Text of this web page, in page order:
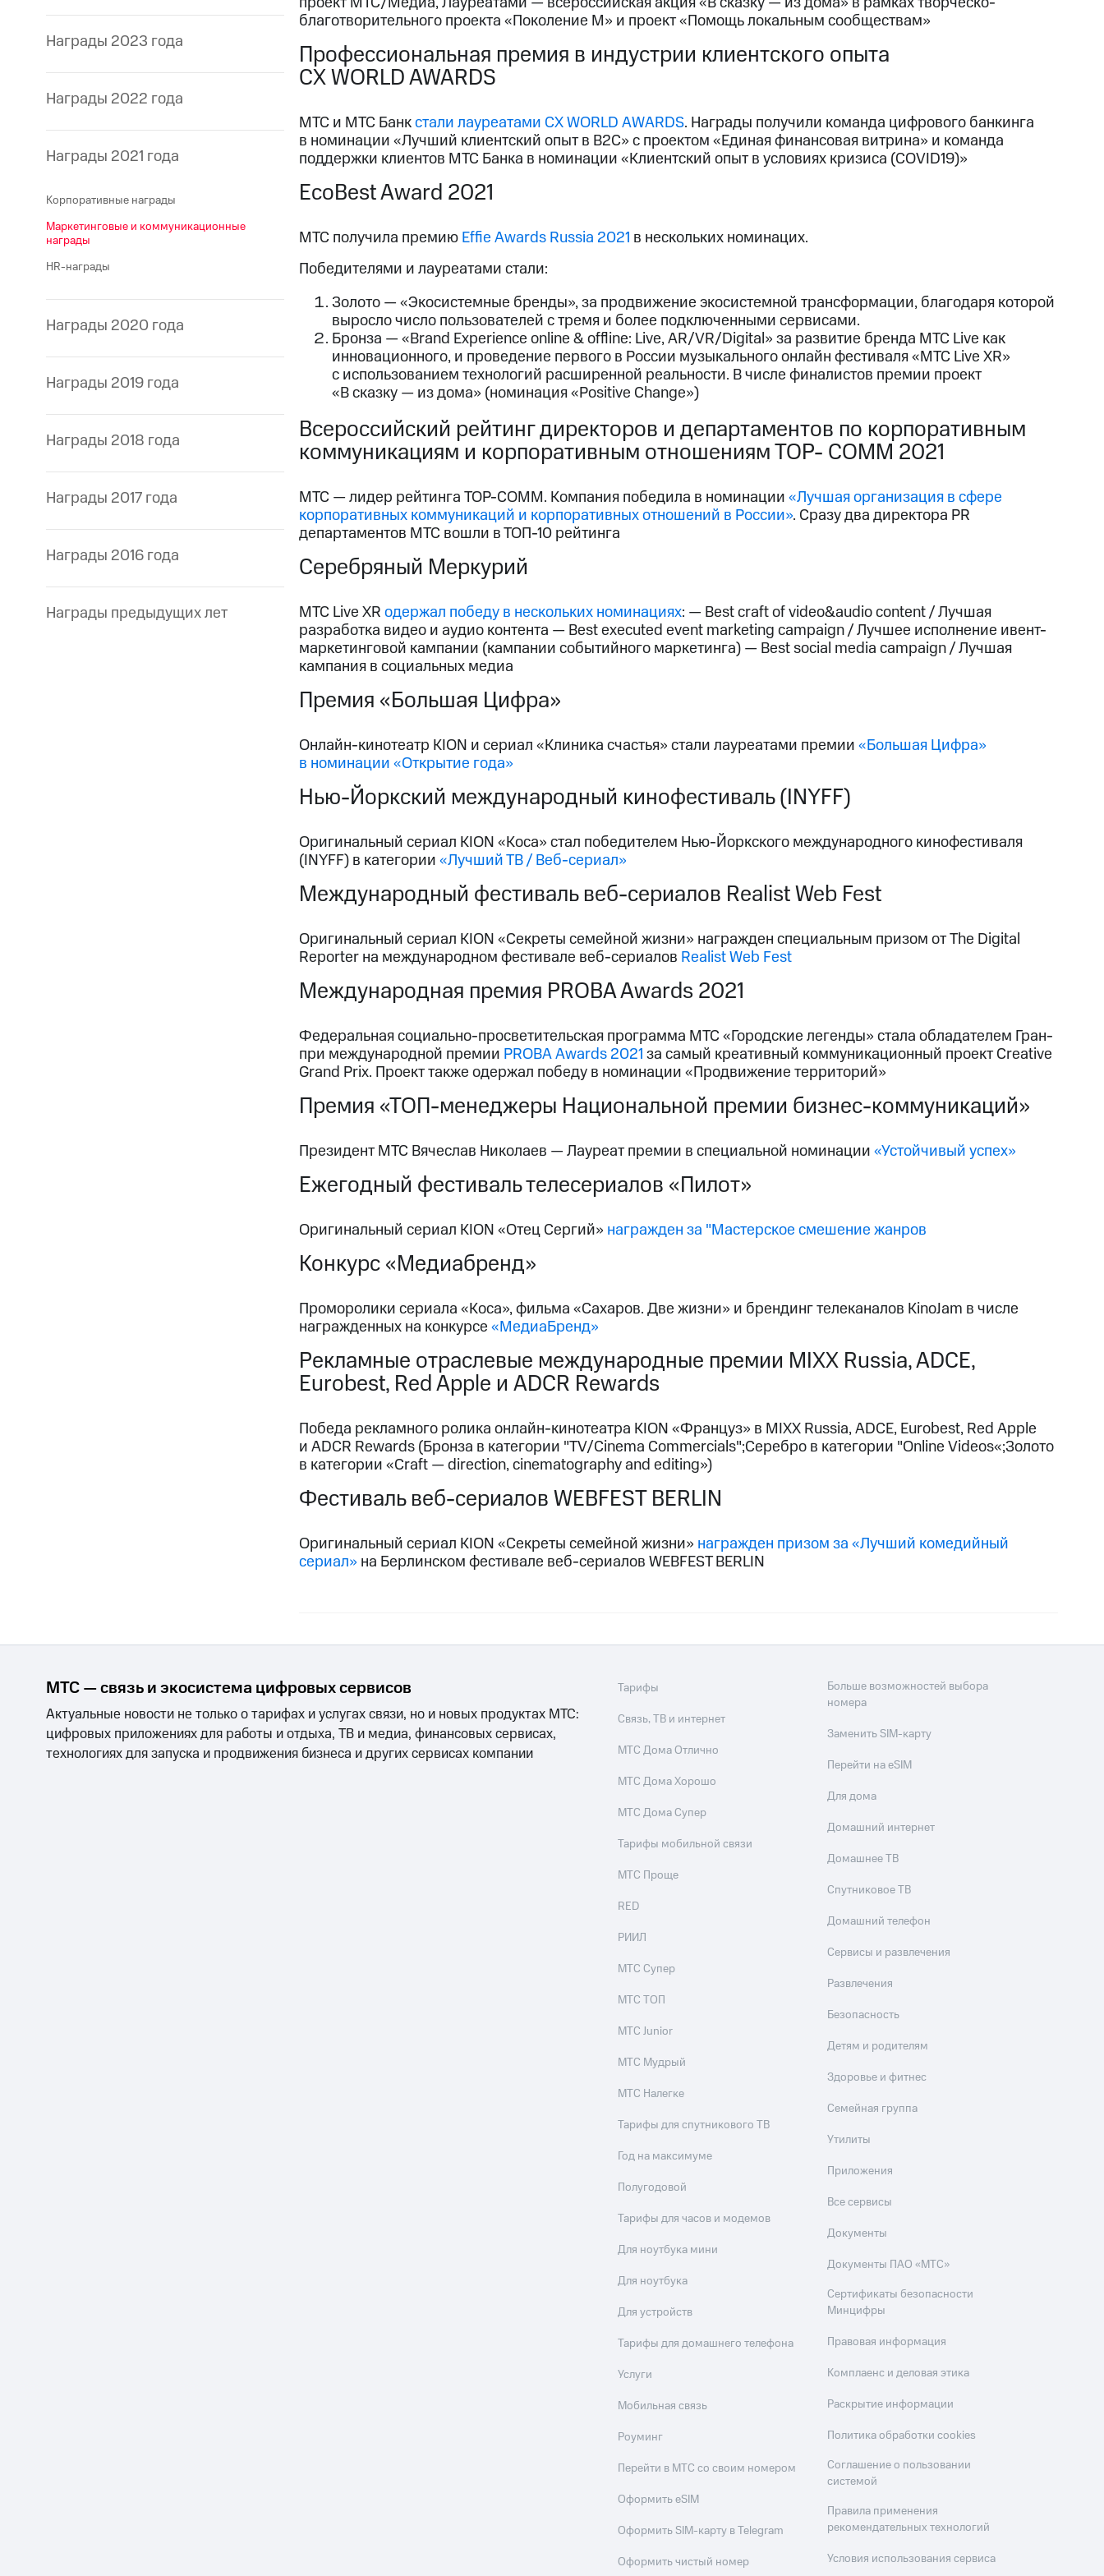
Награды 2023 года
Награды 2022 года
Награды 2021 года
Корпоративные награды
Маркетинговые и коммуникационные
награды
HR-награды
Награды 2020 года
Награды 2019 года
Награды 2018 года
Награды 2017 года
Награды 2016 года
Награды предыдущих лет
благотворительного проекта «Поколение М» и проект «Помощь локальным сообществам»
Профессиональная премия в индустрии клиентского опыта
СХ WORLD AWARDS
МТС и МТС Банкстали лауреатами СХ WORLD AWARDS. Награды получили команда цифрового банкинга
в номинации «Лучший клиентский опыт в B2С» с проектом «Единая финансовая витрина» и команда
поддержки клиентов МТС Банка в номинации «Клиентский опыт в условиях кризиса (COVID19)»
EcoBest Award 2021
МТС получила премиюEffie Awards Russia 2021 в нескольких номинацих.
Победителями и лауреатами стали:
Золото — «Экосистемные бренды», за продвижение экосистемной трансформации, благодаря которой
выросло число пользователей с тремя и более подключенными сервисами.
Бронза — «Brand Experience online & offline: Live, AR/VR/Digital» за развитие бренда МТС Live как
инновационного, и проведение первого в России музыкального онлайн фестиваля «МТС Live XR»
с использованием технологий расширенной реальности. В числе финалистов премии проект
«В сказку — из дома» (номинация «Positive Change»)
Всероссийский рейтинг директоров и департаментов по корпоративным
коммуникациям и корпоративным отношениям ТОР- СОММ 2021
МТС — лидер рейтинга TOP-COMM. Компания победила в номинации«Лучшая организация в сфере
корпоративных коммуникаций и корпоративных отношений в России». Сразу два директора PR
департаментов МТС вошли в ТОП-10 рейтинга
Серебряный Меркурий
МТС Live XRодержал победу в нескольких номинациях: — Best craft of video&audio content / Лучшая
разработка видео и аудио контента — Best executed event marketing campaign / Лучшее исполнение ивент-
маркетинговой кампании (кампании событийного маркетинга) — Best social media campaign / Лучшая
кампания в социальных медиа
Премия «Большая Цифра»
Онлайн-кинотеатр KION и сериал «Клиника счастья» стали лауреатами премии«Большая Цифра»
в номинации «Открытие года»
Нью-Йоркский международный кинофестиваль (INYFF)
Оригинальный сериал KION «Коса» стал победителем Нью-Йоркского международного кинофестиваля
(INYFF) в категории«Лучший ТВ / Веб-сериал»
Международный фестиваль веб-сериалов Realist Web Fest
Оригинальный сериал KION «Секреты семейной жизни» награжден специальным призом от The Digital
Reporter на международном фестивале веб-сериалов Realist Web Fest
Международная премия PROBA Awards 2021
Федеральная социально-просветительская программа МТС «Городские легенды» стала обладателем Гран-
при международной премии PROBA Awards 2021за самый креативный коммуникационный проект Creative
Grand Prix. Проект также одержал победу в номинации «Продвижение территорий»
Премия «ТОП-менеджеры Национальной премии бизнес-коммуникаций»
Президент МТС Вячеслав Николаев — Лауреат премии в специальной номинации«Устойчивый успех»
Ежегодный фестиваль телесериалов «Пилот»
Оригинальный сериал KION «Отец Сергий» награжден за "Мастерское смешение жанров
Конкурс «Медиабренд»
Проморолики сериала «Коса», фильма «Сахаров. Две жизни» и брендинг телеканалов KinoJam в числе
награжденных на конкурсе«МедиаБренд»
Рекламные отраслевые международные премии MIXX Russia, ADCE,
Eurobest, Red Apple и ADCR Rewards
Победа рекламного ролика онлайн-кинотеатра KION «Француз» в MIXX Russia, ADCE, Eurobest, Red Apple
и ADCR Rewards (Бронза в категории "TV/Cinema Commercials";Серебро в категории "Online Videos«;Золото
в категории «Craft — direction, cinematography and editing»)
Фестиваль веб-сериалов WEBFEST BERLIN
Оригинальный сериал KION «Секреты семейной жизни» награжден призом за «Лучший комедийный
сериал» на Берлинском фестивале веб-сериалов WEBFEST BERLIN
МТС — связь и экосистема цифровых сервисов
Актуальные новости не только о тарифах и услугах связи, но и новых продуктах МТС:
цифровых приложениях для работы и отдыха, ТВ и медиа, финансовых сервисах,
технологиях для запуска и продвижения бизнеса и других сервисах компании
Тарифы
Связь, ТВ и интернет
МТС Дома Отлично
МТС Дома Хорошо
МТС Дома Супер
Тарифы мобильной связи
МТС Проще
RED
РИИЛ
МТС Супер
МТС ТОП
МТС Junior
МТС Мудрый
МТС Налегке
Тарифы для спутникового ТВ
Год на максимуме
Полугодовой
Тарифы для часов и модемов
Для ноутбука мини
Для ноутбука
Для устройств
Тарифы для домашнего телефона
Услуги
Мобильная связь
Роуминг
Перейти в МТС со своим номером
Оформить eSIM
Оформить SIM-карту в Telegram
Оформить чистый номер
Больше возможностей выбора
номера
Заменить SIM-карту
Перейти на eSIM
Для дома
Домашний интернет
Домашнее ТВ
Спутниковое ТВ
Домашний телефон
Сервисы и развлечения
Развлечения
Безопасность
Детям и родителям
Здоровье и фитнес
Семейная группа
Утилиты
Приложения
Все сервисы
Документы
Документы ПАО «МТС»
Сертификаты безопасности
Минцифры
Правовая информация
Комплаенс и деловая этика
Раскрытие информации
Политика обработки cookies
Соглашение о пользовании
системой
Правила применения
рекомендательных технологий
Условия использования сервиса